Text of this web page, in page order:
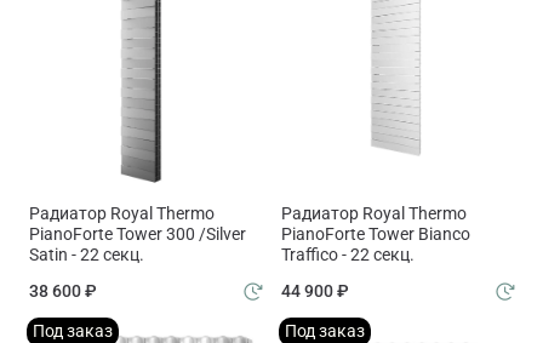
Радиатор Royal Thermo
PianoForte Tower 300 /Silver
Satin - 22 секц.
38 600 ₽
Радиатор Royal Thermo
PianoForte Tower Bianco
Traffico - 22 секц.
44 900 ₽
Под заказ Под заказ